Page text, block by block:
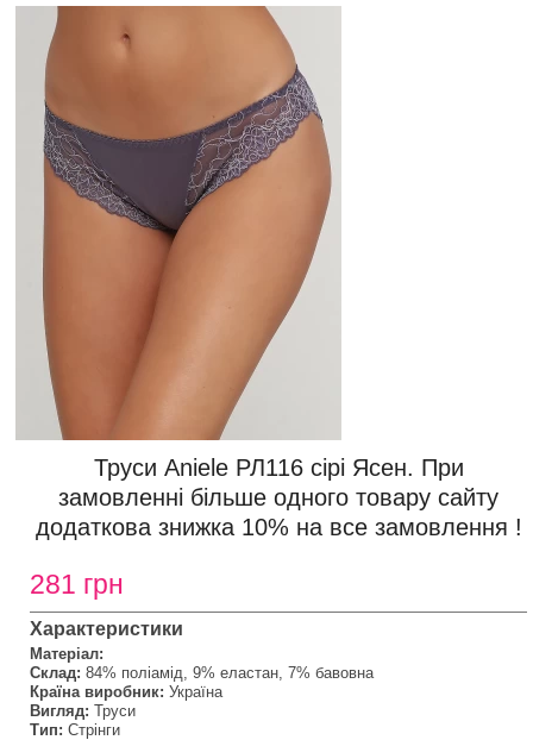
Труси Aniele РЛ116 сірі Ясен. При
замовленні більше одного товару сайту
додаткова знижка 10% на все замовлення !
281 грн
Характеристики
Матеріал:
Склад: 84% поліамід, 9% еластан, 7% бавовна
Країна виробник: Україна
Вигляд: Труси
Тип: Стрінги